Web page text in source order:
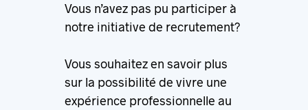
Vous n’avez pas pu participer à
notre initiative de recrutement?
Vous souhaitez en savoir plus
sur la possibilité de vivre une
expérience professionnelle au